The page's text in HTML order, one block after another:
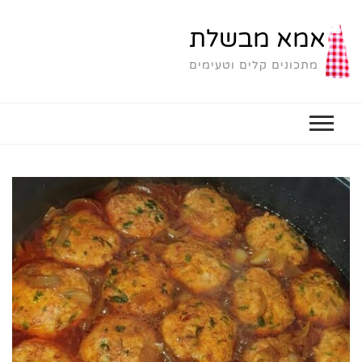
אמא מבשלת
מתכונים קלים וטעימים